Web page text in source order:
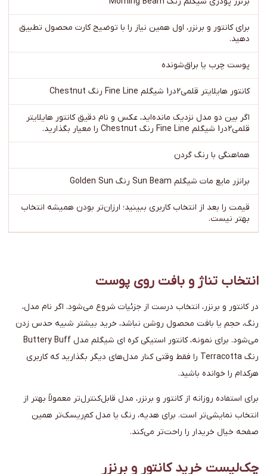
برای کانتور و برنزر، اول همین نیاز را با توضیح کارت محصول تطبیق
دهید.
پوست چرب یا براق‌شونده
کانتور هایلایتر قلمی2در1 شیگلم Fine Line رنگ Chestnut
اگر بین دو مدل نزدیک مانده‌اید، عکس و نام دقیق کانتور هایلایتر
قلمی2در1 شیگلم Fine Line رنگ Chestnut را معیار بگذارید.
هماهنگی با رنگ گردن
برانزر مایع مات شیگلم Sun Beam رنگ Golden Sun
قیمت را بعد از انتخاب کاربری ببینید؛ ارزان‌تر بودن همیشه انتخاب
بهتر نیست.
انتخاب تناژ و بافت روی پوست
در کانتور و برنزر، انتخاب درست از جزئیات شروع می‌شود. اگر نام مدل،
رنگ، حجم یا بافت محصول روشن نباشد، خرید بیشتر شبیه حدس زدن
می‌شود. برای نمونه، کانتور استیکی کره ای شیگلم مدل Buttery Buff
رنگ Terracotta را فقط وقتی کنار مدل‌های دیگر بگذارید که کاربری
هرکدام را خوانده باشید.
برای استفاده روزانه از کانتور و برنزر، مدل قابل‌کنترل‌تر معمولاً بهتر از
انتخاب نمایشی‌تر است. برای هدیه، رنگ یا مدل کم‌ریسک‌تر همین
صفحه خیال خریدار را راحت‌تر می‌کند.
چک‌لیست خرید کانتور و برنزر